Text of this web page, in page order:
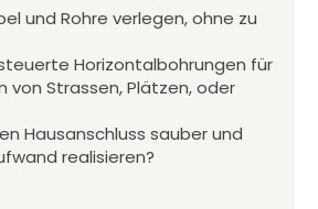
und Rohre verlegen, ohne zu
Horizontalbohrungen für
von Strassen, Plätzen, oder
Hausanschluss sauber und
realisieren?